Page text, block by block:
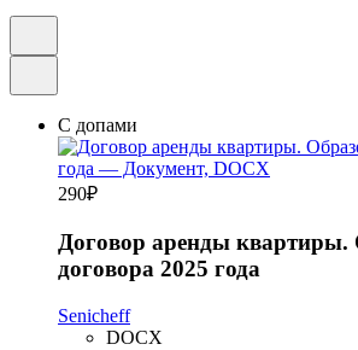
С допами
290₽
Договор аренды квартиры.
договора 2025 года
Senicheff
DOCX